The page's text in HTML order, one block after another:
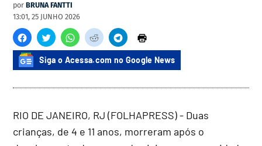
por BRUNA FANTTI
13:01, 25 JUNHO 2026
Siga o Acessa.com no Google News
RIO DE JANEIRO, RJ (FOLHAPRESS) - Duas
crianças, de 4 e 11 anos, morreram após o